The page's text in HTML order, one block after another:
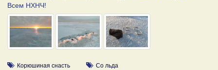
Всем НХНЧ!
Корюшиная снасть Со льда